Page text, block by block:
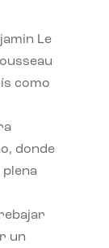
Le
como
donde
plena
un